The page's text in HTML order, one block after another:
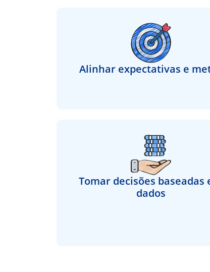
Alinhar expectativas e
Tomar decisões baseadas
dados